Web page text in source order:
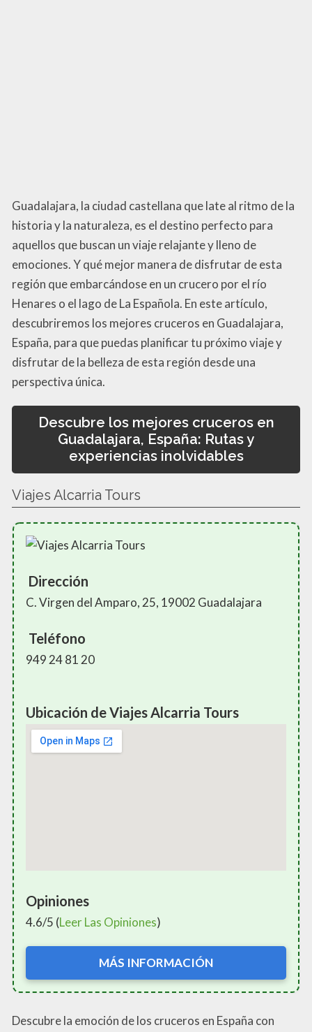
Guadalajara, la ciudad castellana que late al ritmo de la
historia y la naturaleza, es el destino perfecto para
aquellos que buscan un viaje relajante y lleno de
emociones. Y qué mejor manera de disfrutar de esta
región que embarcándose en un crucero por el río
Henares o el lago de La Española. En este artículo,
descubriremos los mejores cruceros en Guadalajara,
España, para que puedas planificar tu próximo viaje y
disfrutar de la belleza de esta región desde una
perspectiva única.
Descubre los mejores cruceros en
Guadalajara, España: Rutas y
experiencias inolvidables
Viajes Alcarria Tours
Dirección
C. Virgen del Amparo, 25, 19002 Guadalajara
Teléfono
949 24 81 20
Ubicación de Viajes Alcarria Tours
Opiniones
4.6/5 (Leer Las Opiniones)
MÁS INFORMACIÓN
Descubre la emoción de los cruceros en España con